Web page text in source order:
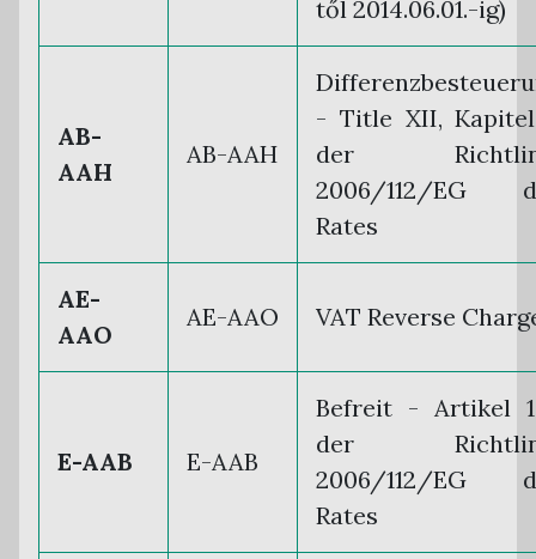
től 2014.06.01.-ig)
AB-
AAH
AB-AAH
- Title XII,
der
2006/112/EG
Rates
AE-
AAO
AE-AAO VAT Reverse
E-AAB E-AAB
Befreit - Artikel
der
2006/112/EG
Rates